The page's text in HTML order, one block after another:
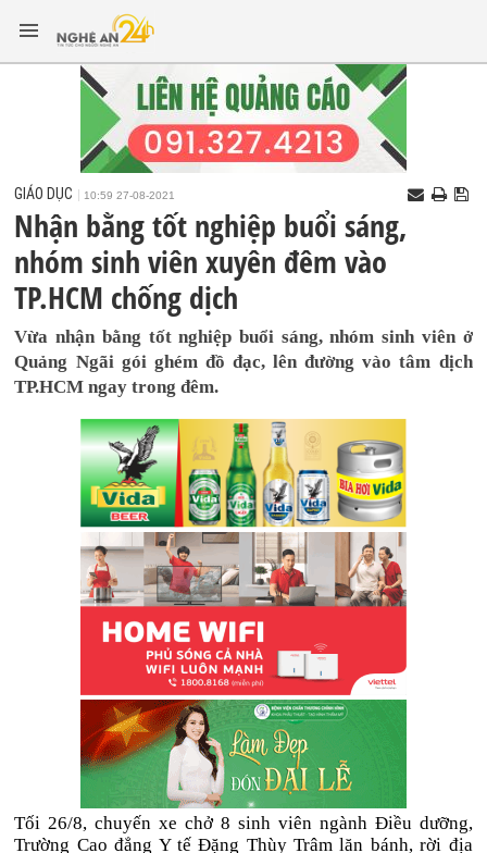
GIÁO DỤC 10:59 27-08-2021
Nhận bằng tốt nghiệp buổi sáng,
nhóm sinh viên xuyên đêm vào
TP.HCM chống dịch
Vừa nhận bằng tốt nghiệp buổi sáng, nhóm sinh viên ở
Quảng Ngãi gói ghém đồ đạc, lên đường vào tâm dịch
TP.HCM ngay trong đêm.
Tối 26/8, chuyến xe chở 8 sinh viên ngành Điều dưỡng,
Trường Cao đẳng Y tế Đặng Thùy Trâm lăn bánh, rời địa